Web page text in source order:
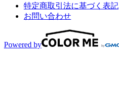
特定商取引法に基づく表記
お問い合わせ
Powered by